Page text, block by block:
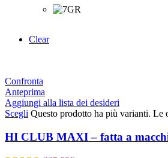
Clear
Confronta
Anteprima
Aggiungi alla lista dei desideri
Scegli Questo prodotto ha più varianti. Le
HI CLUB MAXI – fatta a